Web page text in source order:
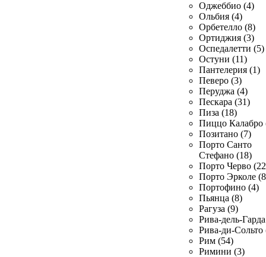
Оджеббио (4)
Ольбия (4)
Орбетелло (8)
Ортиджия (3)
Оспедалетти (5)
Остуни (11)
Пантелерия (1)
Певеро (3)
Перуджа (4)
Пескара (31)
Пиза (18)
Пиццо Калабро
Позитано (7)
Порто Санто
Стефано (18)
Порто Черво
Порто Эрколе
Портофино (4)
Пьянца (8)
Рагуза (9)
Рива-дель-
Рива-ди-Сольто
Рим (54)
Римини (3)